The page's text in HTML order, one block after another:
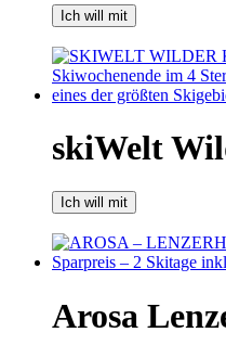
Ich will mit
skiWelt
Ich will mit
Arosa